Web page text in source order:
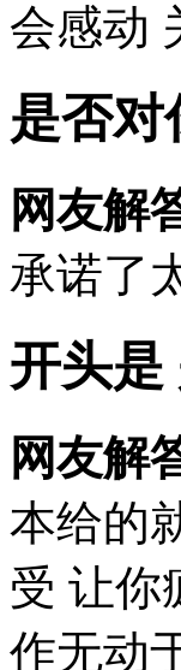
会感动
是否对
网友解
承诺了
开头是
网友解
本给的
受 让你
作无动